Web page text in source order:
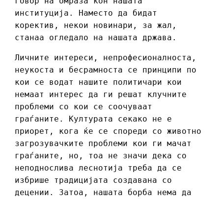
институција. Наместо да бидат
коректив, некои новинари, за жал,
станаа огледало на нашата држава.
Личните интереси, непрофесионалноста,
неукоста и бесрамноста се принципи по
кои се водат нашите политичари кои
немаат интерес да ги решат клучните
проблеми со кои се соочуваат
граѓаните. Културата секако не е
приорет, кога ќе се спореди со животно
загрозувачките проблеми кои ги мачат
граѓаните, но, тоа не значи дека со
неподнослива леснотија треба да се
избрише традицијата создавана со
децении. Затоа, нашата борба нема да